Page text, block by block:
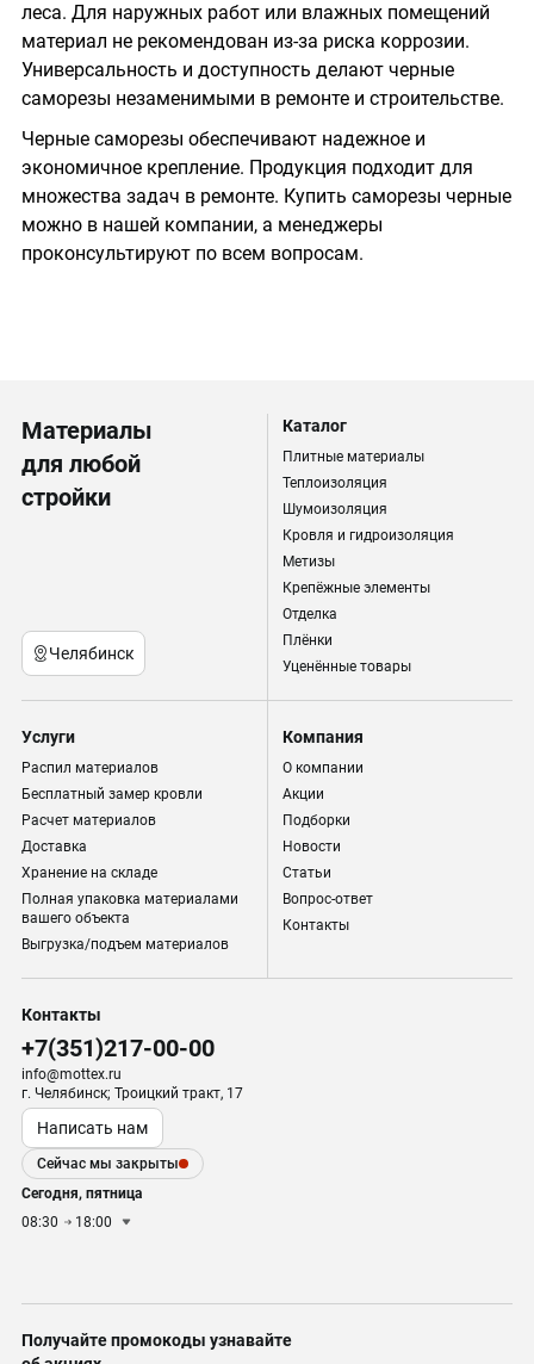
леса. Для наружных работ или влажных помещений
материал не рекомендован из-за риска коррозии.
Универсальность и доступность делают черные
саморезы незаменимыми в ремонте и строительстве.
Черные саморезы обеспечивают надежное и
экономичное крепление. Продукция подходит для
множества задач в ремонте. Купить саморезы черные
можно в нашей компании, а менеджеры
проконсультируют по всем вопросам.
Материалы
для любой
стройки
Челябинск
Каталог
Плитные материалы
Теплоизоляция
Шумоизоляция
Кровля и гидроизоляция
Метизы
Крепёжные элементы
Отделка
Плёнки
Уценённые товары
Услуги
Распил материалов
Бесплатный замер кровли
Расчет материалов
Доставка
Хранение на складе
Полная упаковка материалами
вашего объекта
Выгрузка/подъем материалов
Компания
О компании
Акции
Подборки
Новости
Статьи
Вопрос-ответ
Контакты
Контакты
+7(351)217-00-00
info@mottex.ru
г. Челябинск; Троицкий тракт, 17
Написать нам
Сейчас мы закрыты
Сегодня, пятница
08:30
18:00
Получайте промокоды узнавайте